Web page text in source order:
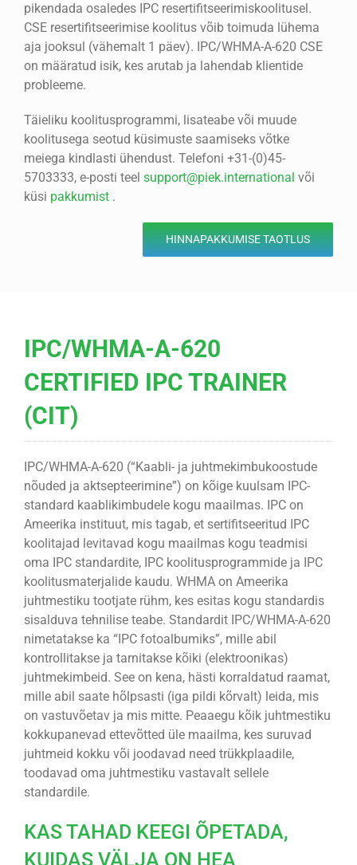
pikendada osaledes IPC resertifitseerimiskoolitusel.
CSE resertifitseerimise koolitus võib toimuda lühema
aja jooksul (vähemalt 1 päev). IPC/WHMA-A-620 CSE
on määratud isik, kes arutab ja lahendab klientide
probleeme.
Täieliku koolitusprogrammi, lisateabe või muude
koolitusega seotud küsimuste saamiseks võtke
meiega kindlasti ühendust. Telefoni +31-(0)45-
5703333, e-posti teel support@piek.international või
küsi pakkumist.
HINNAPAKKUMISE TAOTLUS
IPC/WHMA-A-620
CERTIFIED IPC TRAINER
(CIT)
IPC/WHMA-A-620 (“Kaabli- ja juhtmekimbukoostude
nõuded ja aktsepteerimine”) on kõige kuulsam IPC-
standard kaablikimbudele kogu maailmas. IPC on
Ameerika instituut, mis tagab, et sertifitseeritud IPC
koolitajad levitavad kogu maailmas kogu teadmisi
oma IPC standardite, IPC koolitusprogrammide ja IPC
koolitusmaterjalide kaudu. WHMA on Ameerika
juhtmestiku tootjate rühm, kes esitas kogu standardis
sisalduva tehnilise teabe. Standardit IPC/WHMA-A-620
nimetatakse ka “IPC fotoalbumiks”, mille abil
kontrollitakse ja tarnitakse kõiki (elektroonikas)
juhtmekimbeid. See on kena, hästi korraldatud raamat,
mille abil saate hõlpsasti (iga pildi kõrvalt) leida, mis
on vastuvõetav ja mis mitte. Peaaegu kõik juhtmestiku
kokkupanevad ettevõtted üle maailma, kes suruvad
juhtmeid kokku või joodavad need trükkplaadile,
toodavad oma juhtmestiku vastavalt sellele
standardile.
KAS TAHAD KEEGI ÕPETADA,
KUIDAS VÄLJA ON HEA